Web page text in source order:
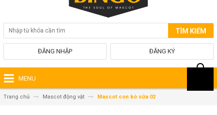
TÌM KIẾM
ĐĂNG KÝ
ĐĂNG NHẬP
MENU
Trang chủ Mascot động vật Mascot con bò sữa 02